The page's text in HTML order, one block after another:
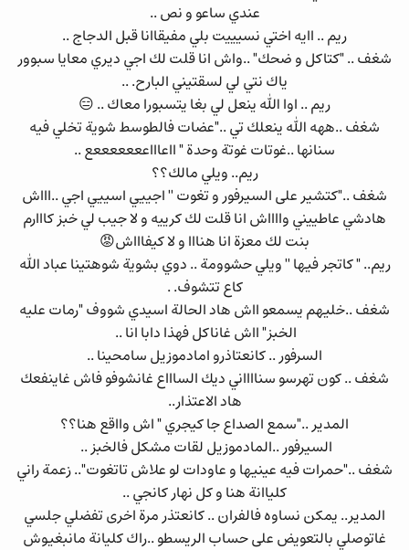
عندي ساعو و نص ..
ريم .. اايه اختي نسيييت بلي مفيقاانا قبل الدجاج ..
شغف .. "كتاكل و ضحك" ..واش انا قلت لك اجي ديري معايا سبوور
ياك نتي لي لسقتيني البارح. ..
ريم .. اوا الله ينعل لي بغا يتسبورا معاك .. 😑
شغف ..ههه الله ينعلك تي .."عضات فالطوسط شوية تخلي فيه
سنانها ..غوتات غوتة وحدة " ااعاااعععععععع ..
ريم.. ويلي مالك؟؟
شغف .."كتشير على السيرفور و تغوت '' اجييي اسييي اجي ..اااش
هادشي عاطييني وااااش انا قلت لك كرييه و لا جيب لي خبز كااارم
بنت لك معزة انا هنااا و لا كيفاااش😡
ريم.. " كاتجر فيها '' ويلي حشوومة .. دوي بشوية شوهتينا عباد الله
كاع تتشوف. .
شغف ..خليهم يسمعو ااش هاد الحالة اسيدي شووف "رمات عليه
الخبز" ااش غاناكل فهذا دابا انا ..
السرفور .. كانعتاذرو امادموزيل سامحينا ..
شغف .. كون تهرسو سنااااني ديك الساااع غانشوفو فاش غاينفعك
هاد الاعتذار..
المدير .."سمع الصداع جا كيجري " اش وااقع هنا؟؟
السيرفور ..المادموزيل لقات مشكل فالخبز ..
شغف .."حمرات فيه عينيها و عاودات لو علاش تاتغوت".. زعمة راني
كلياانة هنا و كل نهار كانجي ..
المدير.. يمكن نساوه فالفران .. كانعتذر مرة اخرى تفضلي جلسي
غاتوصلي بالتعويض على حساب الريسطو ..راك كليانة مانبغيوش